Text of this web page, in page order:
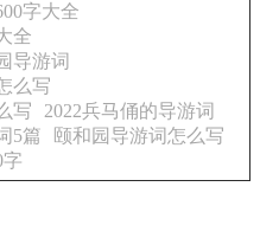
字大全
全
导游词
么写
写
2022兵马俑的导游词
5篇
颐和园导游词怎么写